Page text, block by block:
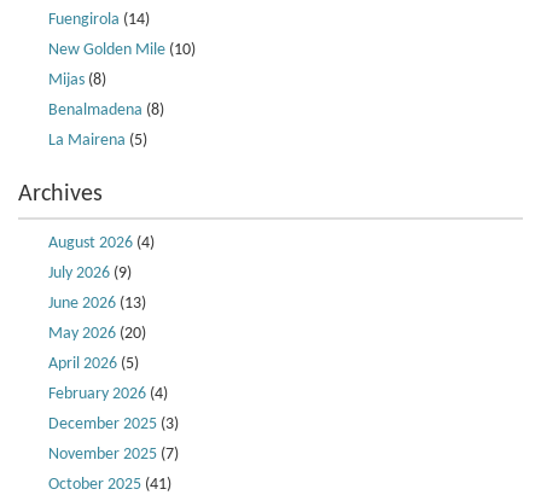
Fuengirola (14)
New Golden Mile (10)
Mijas (8)
Benalmadena (8)
La Mairena (5)
Archives
August 2026 (4)
July 2026 (9)
June 2026 (13)
May 2026 (20)
April 2026 (5)
February 2026 (4)
December 2025 (3)
November 2025 (7)
October 2025 (41)